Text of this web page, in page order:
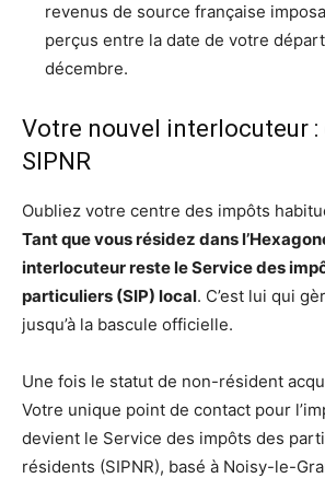
revenus de source française
perçus entre la date de votre
décembre.
Votre nouvel interlocuteur :
SIPNR
Oubliez votre centre des impôts
Tant que vous résidez dans
interlocuteur reste le Service des
particuliers (SIP) local. C’est lui qui
jusqu’à la bascule officielle.
Une fois le statut de non-résident
Votre unique point de contact pour
devient le Service des impôts des
résidents (SIPNR), basé à Noisy-le-